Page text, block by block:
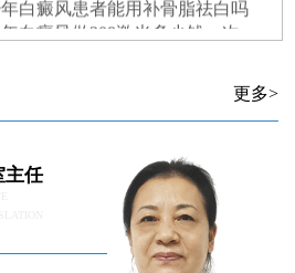
白癜风做308激光多少钱一次
更多>
主任